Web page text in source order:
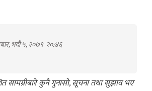
भदौ ५, २०७९ २०:४६
सामग्रीबारे कुनै गुनासो, सूचना तथा सुझाव भए